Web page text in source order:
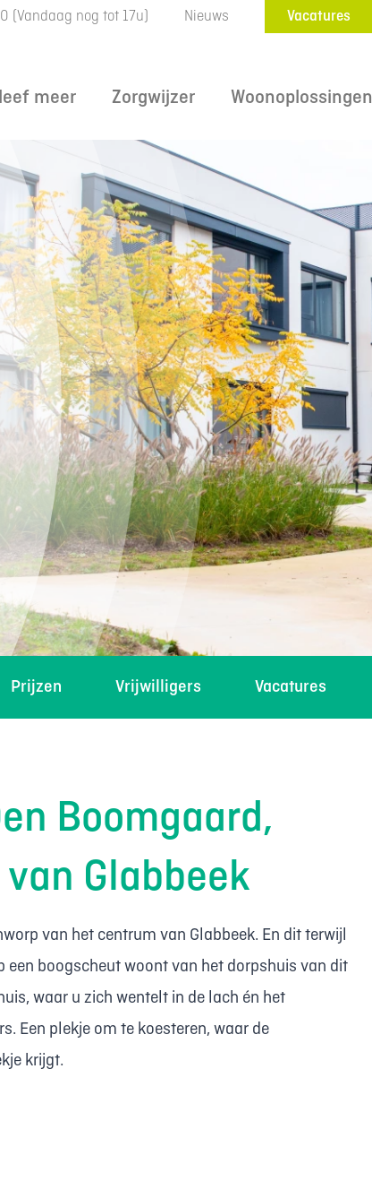
(Vandaag nog tot 17u) Nieuws Vacatures
meer Zorgwijzer Woonoplossingen
Prijzen Vrijwilligers Vacatures
Boomgaard,
Glabbeek
van het centrum van Glabbeek. En dit terwijl
een boogscheut woont van het dorpshuis van dit
waar u zich wentelt in de lach én het
Een plekje om te koesteren, waar de
krijgt.